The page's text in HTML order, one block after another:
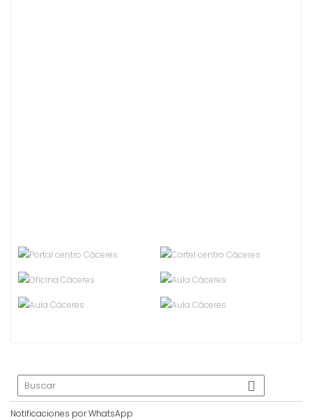
Notificaciones por WhatsApp